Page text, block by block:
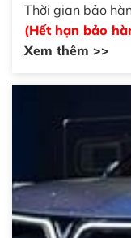
Thời gian bảo
(Hết hạn bảo
Xem thêm >>